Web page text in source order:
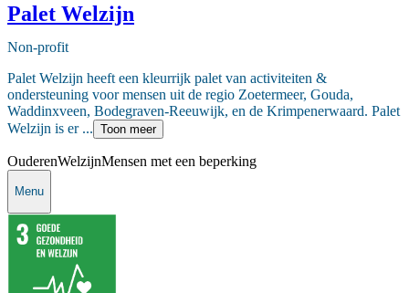
Palet Welzijn
Non-profit
Palet Welzijn heeft een kleurrijk palet van activiteiten &
ondersteuning voor mensen uit de regio Zoetermeer, Gouda,
Waddinxveen, Bodegraven-Reeuwijk, en de Krimpenerwaard. Palet
Welzijn is er ... Toon meer
OuderenWelzijnMensen met een beperking
Menu